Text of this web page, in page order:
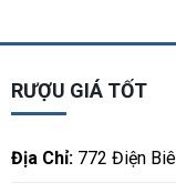
RƯỢU GIÁ TỐT
Địa Chỉ:772 Điện